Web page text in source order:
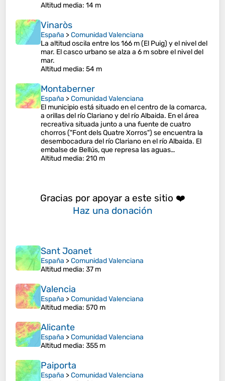
Altitud media: 14 m
Vinaròs
España >Comunidad Valenciana
La altitud oscila entre los 166 m (El Puig) y el nivel del
mar. El casco urbano se alza a 6 m sobre el nivel del
mar.
Altitud media: 54 m
Montaberner
España >Comunidad Valenciana
El municipio está situado en el centro de la comarca,
a orillas del río Clariano y del río Albaida. En el área
recreativa situada junto a una fuente de cuatro
chorros ("Font dels Quatre Xorros") se encuentra la
desembocadura del río Clariano en el río Albaida. El
embalse de Bellús, que represa las aguas…
Altitud media: 210 m
Gracias por apoyar a este sitio ❤️
Haz una donación
Sant Joanet
España >Comunidad Valenciana
Altitud media: 37 m
Valencia
España >Comunidad Valenciana
Altitud media: 570 m
Alicante
España >Comunidad Valenciana
Altitud media: 355 m
Paiporta
España >Comunidad Valenciana